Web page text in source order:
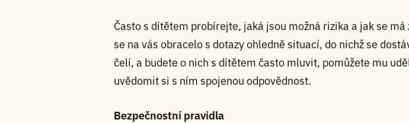
Často s dítětem probírejte, jaká jsou možná rizika a jak se
se na vás obracelo s dotazy ohledně situací, do nichž se
čelí, a budete o nich s dítětem často mluvit, pomůžete mu
uvědomit si s ním spojenou odpovědnost.
Bezpečnostní pravidla